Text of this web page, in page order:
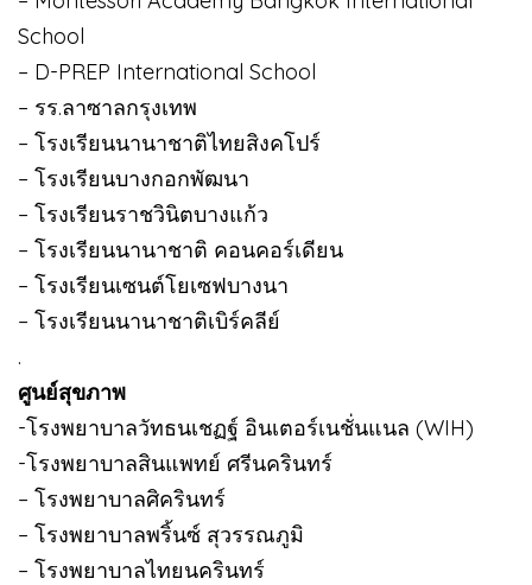
School
– D-PREP International School
– รร.ลาซาลกรุงเทพ
– โรงเรียนนานาชาติไทยสิงคโปร์
– โรงเรียนบางกอกพัฒนา
– โรงเรียนราชวินิตบางแก้ว
– โรงเรียนนานาชาติ คอนคอร์เดียน
– โรงเรียนเซนต์โยเซฟบางนา
– โรงเรียนนานาชาติเบิร์คลีย์
.
ศูนย์สุขภาพ
-โรงพยาบาลวัทธนเชฏฐ์ อินเตอร์เนชั่นแนล (WIH)
-โรงพยาบาลสินแพทย์ ศรีนครินทร์
– โรงพยาบาลศิครินทร์
– โรงพยาบาลพริ้นซ์ สุวรรณภูมิ
– โรงพยาบาลไทยนครินทร์